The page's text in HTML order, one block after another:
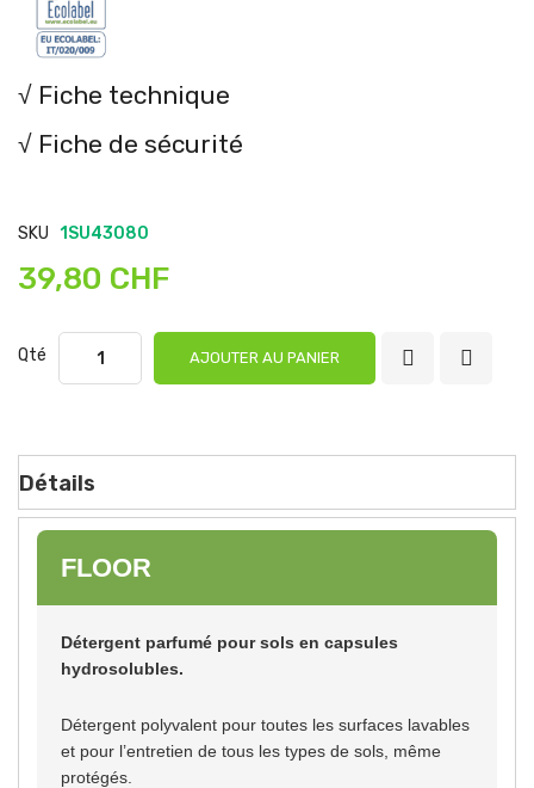
√ Fiche technique
√ Fiche de sécurité
SKU 1SU43080
39,80 CHF
Qté AJOUTER AU PANIER
Détails
FLOOR
Détergent parfumé pour sols en capsules
hydrosolubles.
Détergent polyvalent pour toutes les surfaces lavables
et pour l’entretien de tous les types de sols, même
protégés.